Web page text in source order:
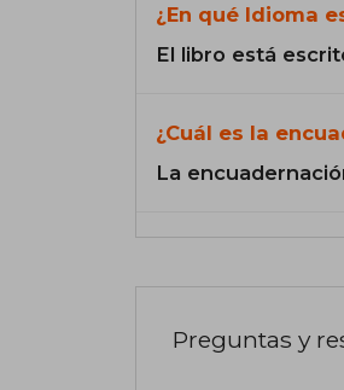
¿En qué Idioma
El libro está
¿Cuál es la
La
Preguntas y